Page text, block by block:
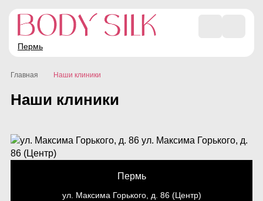
Пермь
Главная Наши клиники
Наши клиники
Пермь
ул. Максима Горького, д. 86 (Центр)